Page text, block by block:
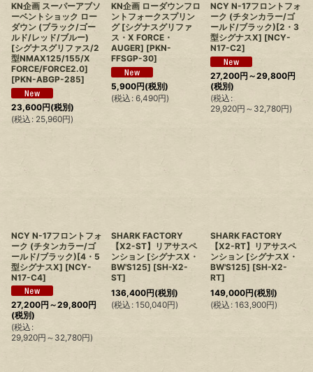
KN企画 スーパーアブソ
ーベントショック ロー
ダウン (ブラック/ゴー
ルド/レッド/ブルー)
[シグナスグリファス/2
型NMAX125/155/X
FORCE/FORCE2.0]
[PKN-ABGP-285]
23,600円(税別)
(税込 : 25,960円)
KN企画 ローダウンフロ
ントフォークスプリン
グ [シグナスグリファ
ス・X FORCE・
AUGER] [PKN-
FFSGP-30]
5,900円(税別)
(税込 : 6,490円)
NCY N-17フロントフォ
ーク (チタンカラー/ゴ
ールド/ブラック)[2・3
型シグナスX] [NCY-
N17-C2]
27,200円 ～29,800円
(税別)
(税込 :
29,920円 ～32,780円)
NCY N-17フロントフォ
ーク (チタンカラー/ゴ
ールド/ブラック)[4・5
型シグナスX] [NCY-
N17-C4]
27,200円 ～29,800円
(税別)
(税込 :
29,920円 ～32,780円)
SHARK FACTORY
【X2-ST】リアサスペ
ンション [シグナスX・
BW'S125] [SH-X2-
ST]
136,400円(税別)
(税込 : 150,040円)
SHARK FACTORY
【X2-RT】リアサスペ
ンション [シグナスX・
BW'S125] [SH-X2-
RT]
149,000円(税別)
(税込 : 163,900円)